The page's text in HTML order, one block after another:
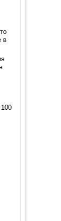
в